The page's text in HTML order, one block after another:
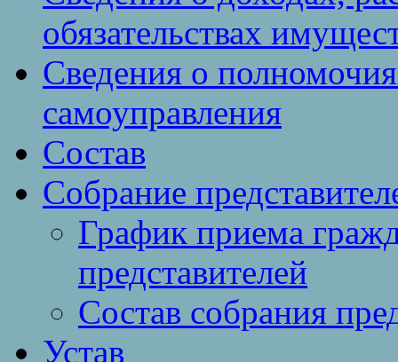
обязательствах
Сведения о
самоуправления
Состав
Собрание
График приема
представителей
Состав собрания
Устав